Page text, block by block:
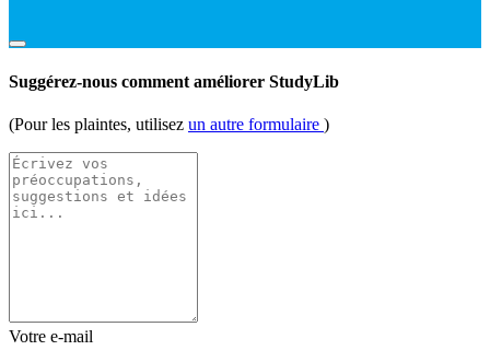
Suggérez-nous comment améliorer StudyLib
(Pour les plaintes, utilisez un autre formulaire )
Votre e-mail